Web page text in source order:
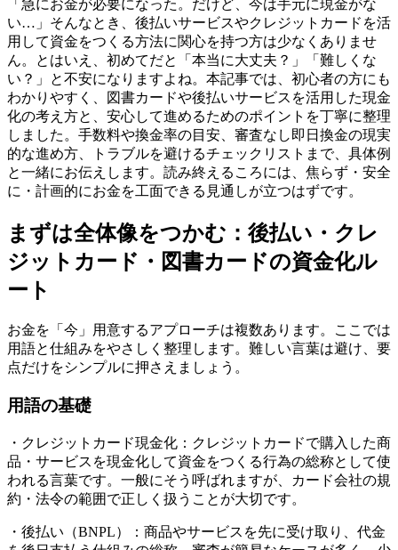
「急にお金が必要になった。だけど、今は手元に現金がな
い…」そんなとき、後払いサービスやクレジットカードを活
用して資金をつくる方法に関心を持つ方は少なくありませ
ん。とはいえ、初めてだと「本当に大丈夫？」「難しくな
い？」と不安になりますよね。本記事では、初心者の方にも
わかりやすく、図書カードや後払いサービスを活用した現金
化の考え方と、安心して進めるためのポイントを丁寧に整理
しました。手数料や換金率の目安、審査なし即日換金の現実
的な進め方、トラブルを避けるチェックリストまで、具体例
と一緒にお伝えします。読み終えるころには、焦らず・安全
に・計画的にお金を工面できる見通しが立つはずです。
まずは全体像をつかむ：後払い・クレ
ジットカード・図書カードの資金化ル
ート
お金を「今」用意するアプローチは複数あります。ここでは
用語と仕組みをやさしく整理します。難しい言葉は避け、要
点だけをシンプルに押さえましょう。
用語の基礎
・クレジットカード現金化：クレジットカードで購入した商
品・サービスを現金化して資金をつくる行為の総称として使
われる言葉です。一般にそう呼ばれますが、カード会社の規
約・法令の範囲で正しく扱うことが大切です。
・後払い（BNPL）：商品やサービスを先に受け取り、代金